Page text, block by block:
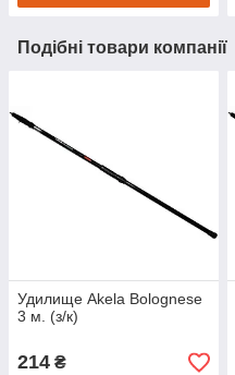
Подібні товари компанії
Удилище Akela Bolognese
3 м. (з/к)
214 ₴